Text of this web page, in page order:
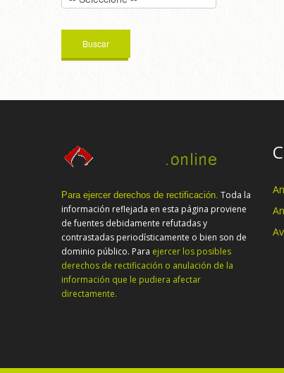
Para ejercer derechos de rectificación. Toda la
información reflejada en esta página proviene
de fuentes debidamente refutadas y
contrastadas periodísticamente o bien son de
dominio público. Para ejercer los posibles
derechos de rectificación o anulación de la
información que le pudiera afectar
directamente.